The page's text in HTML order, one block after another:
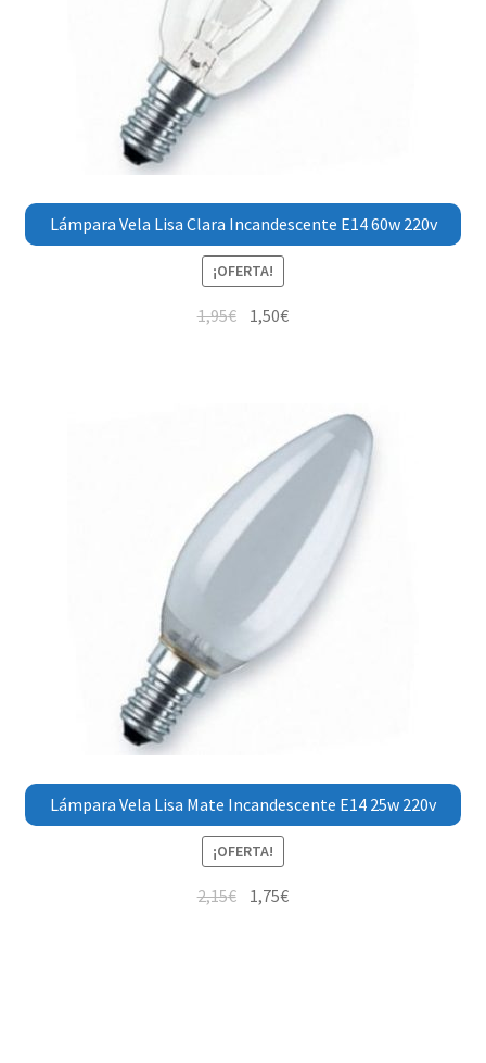
Lámpara Vela Lisa Clara Incandescente E14 60w 220v
¡OFERTA!
1,95€ 1,50€
Lámpara Vela Lisa Mate Incandescente E14 25w 220v
¡OFERTA!
2,15€ 1,75€